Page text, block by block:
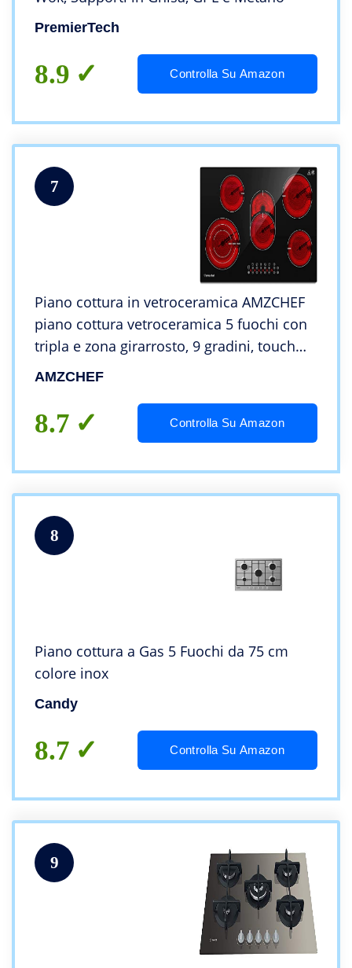
PremierTech
8.9 Controlla Su Amazon
7
Piano cottura in vetroceramica AMZCHEF
piano cottura vetroceramica 5 fuochi con
tripla e zona girarrosto, 9 gradini, touch
control, 7295W, funzione timer,
sicurezza
AMZCHEF
8.7 Controlla Su Amazon
8
Piano cottura a Gas 5 Fuochi da 75 cm
colore inox
Candy
8.7 Controlla Su Amazon
9